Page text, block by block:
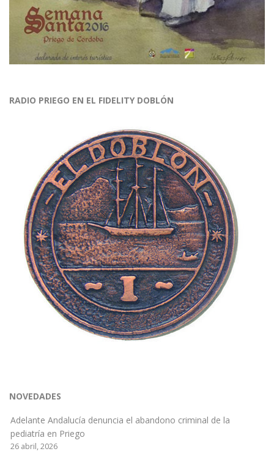
RADIO PRIEGO EN EL FIDELITY DOBLÓN
NOVEDADES
Adelante Andalucía denuncia el abandono criminal de la
pediatría en Priego
26 abril, 2026